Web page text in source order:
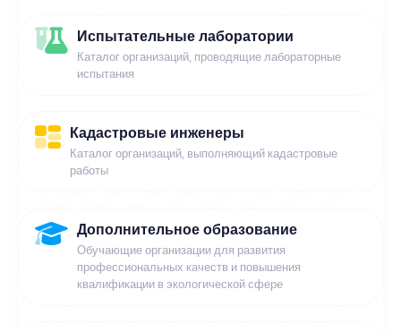
Испытательные лаборатории
Каталог организаций, проводящие лабораторные
испытания
Кадастровые инженеры
Каталог организаций, выполняющий кадастровые
работы
Дополнительное образование
Обучающие организации для развития
профессиональных качеств и повышения
квалификации в экологической сфере